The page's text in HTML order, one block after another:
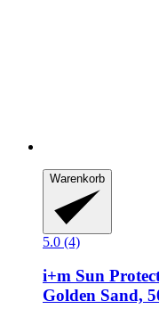
Warenkorb
5.0 (4)
i+m Sun
Golden Sand,